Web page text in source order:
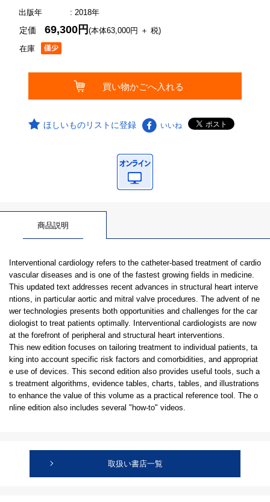
出版年
: 2018年
在庫
定価69,300円(本体63,000円 ＋ 税)
ほしいものリストに登録 いいね
商品説明
Interventional cardiology refers to the catheter-based treatment of cardio
vascular diseases and is one of the fastest growing fields in medicine.
This updated text addresses recent advances in structural heart interve
ntions, in particular aortic and mitral valve procedures. The advent of ne
wer technologies presents both opportunities and challenges for the car
diologist to treat patients optimally. Interventional cardiologists are now
at the forefront of peripheral and structural heart interventions.
This new edition focuses on tailoring treatment to individual patients, ta
king into account specific risk factors and comorbidities, and appropriat
e use of devices. This second edition also provides useful tools, such a
s treatment algorithms, evidence tables, charts, tables, and illustrations
to enhance the value of this volume as a practical reference tool. The o
nline edition also includes several "how-to" videos.
取扱い書店一覧